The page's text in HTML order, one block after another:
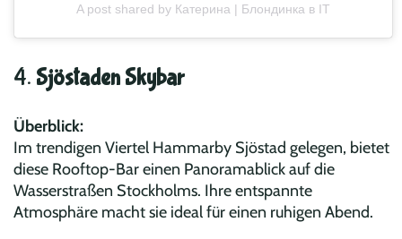
A post shared by Катерина | Блондинка в IT
4. Sjöstaden Skybar
Überblick:
Im trendigen Viertel Hammarby Sjöstad gelegen, bietet
diese Rooftop-Bar einen Panoramablick auf die
Wasserstraßen Stockholms. Ihre entspannte
Atmosphäre macht sie ideal für einen ruhigen Abend.